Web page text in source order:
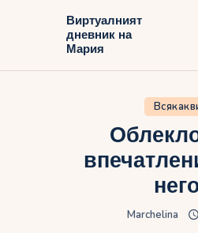
Виртуалният
дневник на
Мария
Виртуалният
Marchelina